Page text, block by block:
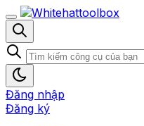
Đăng nhập
Đăng ký